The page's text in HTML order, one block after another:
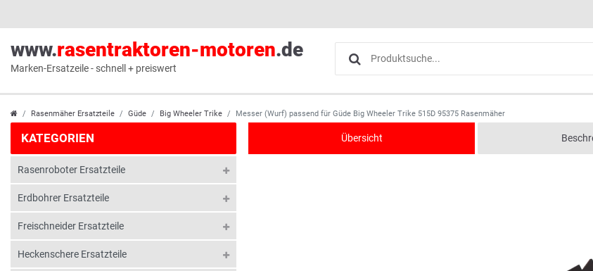
www.rasentraktoren-motoren.de
Marken-Ersatzeile - schnell + preiswert
Rasenmäher Ersatzteile Güde Big Wheeler Trike Messer (Wurf) passend für Güde Big Wheeler Trike 515D 95375 Rasenmäher
KATEGORIEN
Rasenroboter Ersatzteile
Erdbohrer Ersatzteile
Freischneider Ersatzteile
Heckenschere Ersatzteile
Übersicht